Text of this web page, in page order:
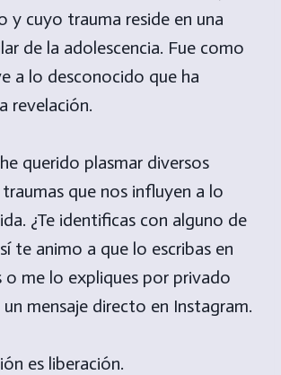
y cuyo trauma reside en una
de la adolescencia. Fue como
a lo desconocido que ha
revelación.
he querido plasmar diversos
que nos influyen a lo
¿Te identificas con alguno de
te animo a que lo escribas en
o me lo expliques por privado
mensaje directo en Instagram.
es liberación.